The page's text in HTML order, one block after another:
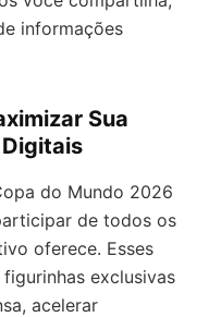
informações
Sua
do Mundo 2026
de todos os
oferece. Esses
exclusivas
acelerar